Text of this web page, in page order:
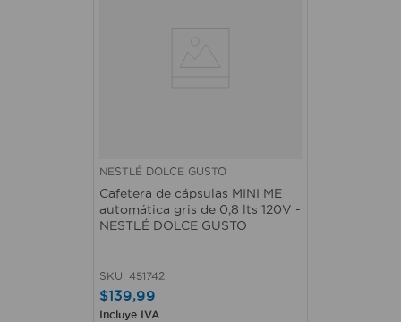
NESTLÉ DOLCE GUSTO
Cafetera de cápsulas MINI ME
automática gris de 0,8 lts 120V -
NESTLÉ DOLCE GUSTO
SKU: 451742
$139,99
Incluye IVA